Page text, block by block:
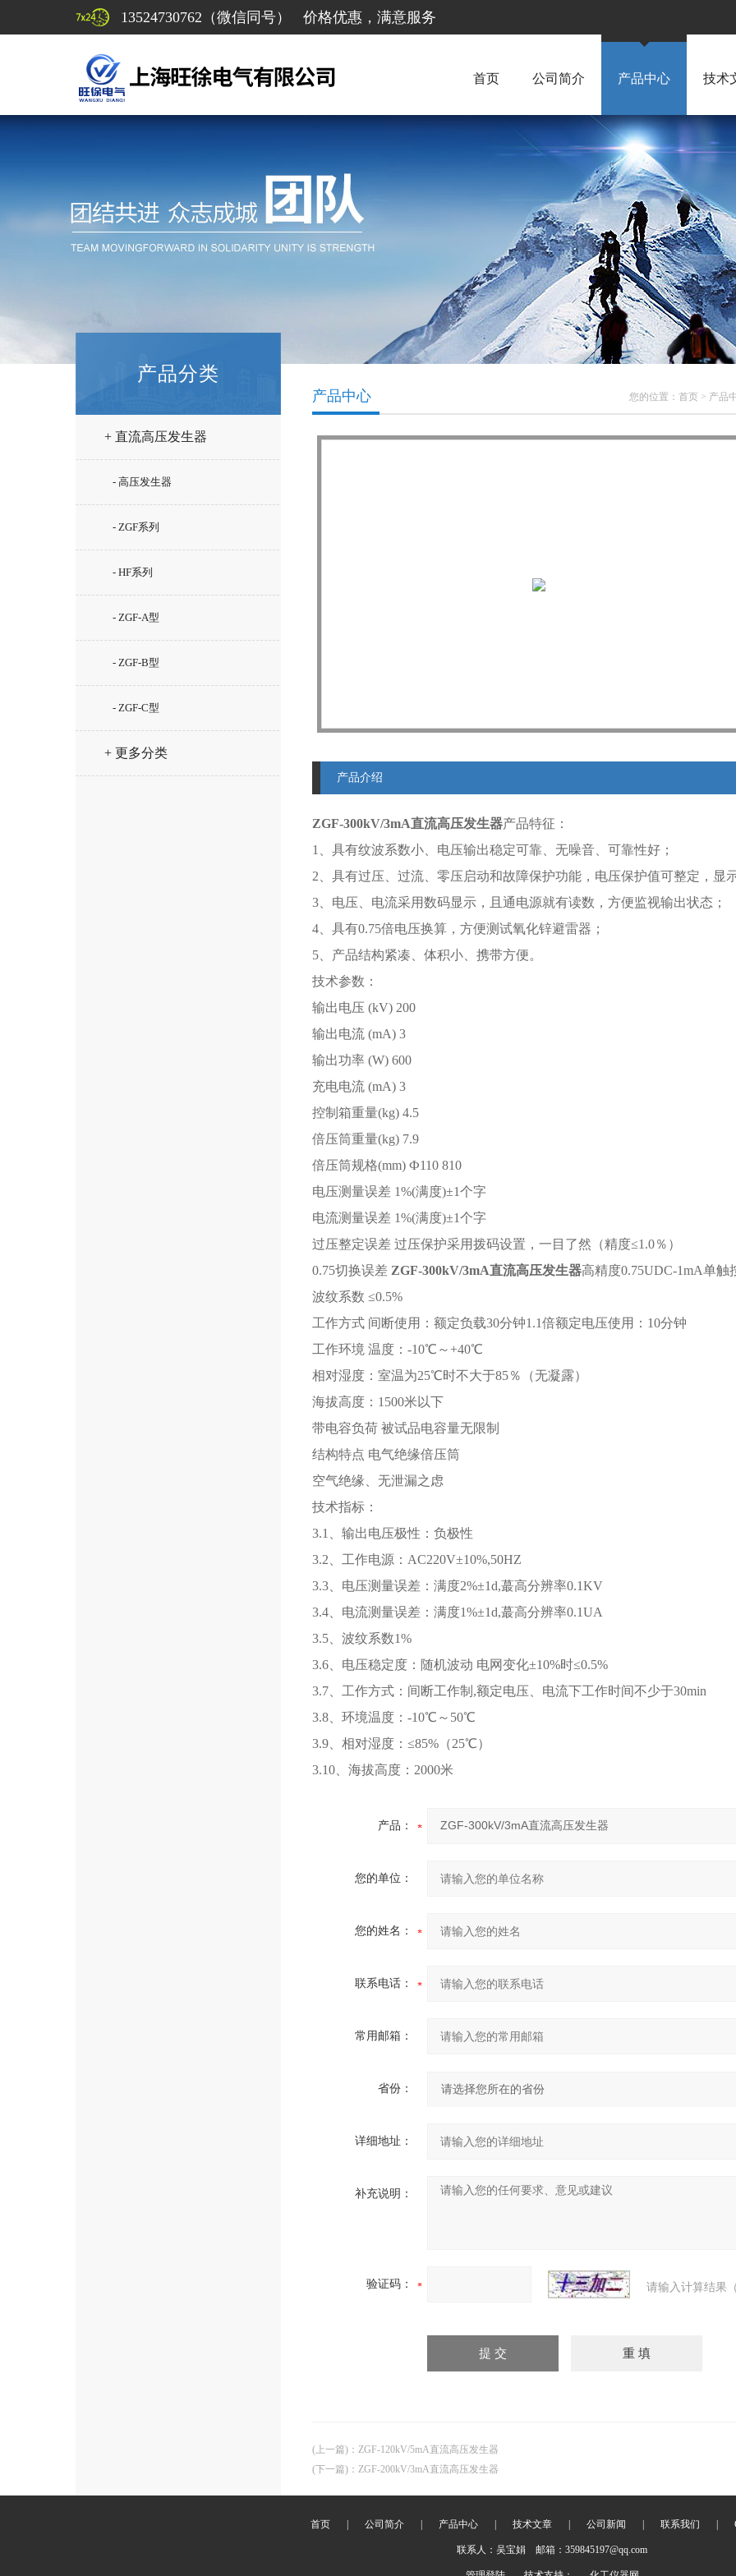
13524730762（微信同号） 价格优惠，满意服务
首页 公司简介 产品中心 技术
产品分类
+ 直流高压发生器
- 高压发生器
- ZGF系列
- HF系列
- ZGF-A型
- ZGF-B型
- ZGF-C型
+ 更多分类
您的位置： 首页 > 产品
产品中心
产品介绍
ZGF-300kV/3mA直流高压发生器产品特征：
1、具有纹波系数小、电压输出稳定可靠、无噪音、可靠性好；
2、具有过压、过流、零压启动和故障保护功能，电压保护值可整定，显
3、电压、电流采用数码显示，且通电源就有读数，方便监视输出状态；
4、具有0.75倍电压换算，方便测试氧化锌避雷器；
5、产品结构紧凑、体积小、携带方便。
技术参数：
输出电压 (kV) 200
输出电流 (mA) 3
输出功率 (W) 600
充电电流 (mA) 3
控制箱重量(kg) 4.5
倍压筒重量(kg) 7.9
倍压筒规格(mm) Ф110 810
电压测量误差 1%(满度)±1个字
电流测量误差 1%(满度)±1个字
过压整定误差 过压保护采用拨码设置，一目了然（精度≤1.0％）
0.75切换误差 ZGF-300kV/3mA直流高压发生器高精度0.75UDC-1mA单
波纹系数 ≤0.5%
工作方式 间断使用：额定负载30分钟1.1倍额定电压使用：10分钟
工作环境 温度：-10℃～+40℃
相对湿度：室温为25℃时不大于85％（无凝露）
海拔高度：1500米以下
带电容负荷 被试品电容量无限制
结构特点 电气绝缘倍压筒
空气绝缘、无泄漏之虑
技术指标：
3.1、输出电压极性：负极性
3.2、工作电源：AC220V±10%,50HZ
3.3、电压测量误差：满度2%±1d,蕞高分辨率0.1KV
3.4、电流测量误差：满度1%±1d,蕞高分辨率0.1UA
3.5、波纹系数1%
3.6、电压稳定度：随机波动 电网变化±10%时≤0.5%
3.7、工作方式：间断工作制,额定电压、电流下工作时间不少于30min
3.8、环境温度：-10℃～50℃
3.9、相对湿度：≤85%（25℃）
3.10、海拔高度：2000米
产品：
您的单位：
您的姓名：
联系电话：
常用邮箱：
省份：
详细地址：
补充说明：
验证码： 请输入计算结果
(上一篇) ： ZGF-120kV/5mA直流高压发生器
(下一篇) ： ZGF-200kV/3mA直流高压发生器
首页 公司简介 产品中心 技术文章 公司新闻 联系我们
联系人：吴宝娟 邮箱：359845197@qq.com